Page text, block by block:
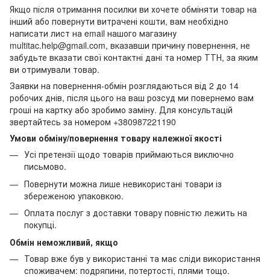
Якщо після отримання посилки ви хочете обміняти товар на
інший або повернути витрачені кошти, вам необхідно
написати лист на email нашого магазину
multitac.help@gmail.com, вказавши причину повернення, не
забудьте вказати свої контактні дані та номер ТТН, за яким
ви отримували товар.
Заявки на повернення-обмін розглядаються від 2 до 14
робочих днів, після цього на ваш розсуд ми повернемо вам
гроші на картку або зробимо заміну. Для консультацій
звертайтесь за номером +380987221190
Умови обміну/повернення товару належної якості
Усі претензії щодо товарів приймаються виключно
письмово.
Повернути можна лише невикористані товари із
збереженою упаковкою.
Оплата послуг з доставки товару повністю лежить на
покупці.
Обмін неможливий, якщо
Товар вже був у використанні та має сліди використання
споживачем: подряпини, потертості, плями тощо.